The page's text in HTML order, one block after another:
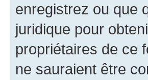
enregistrez ou que
juridique pour
propriétaires de ce
ne sauraient être